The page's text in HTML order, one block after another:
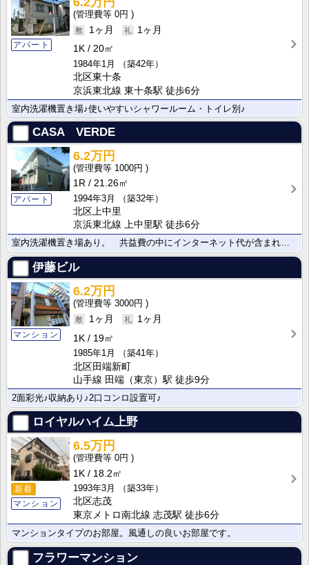
アパート
0円
1ヶ月
1ヶ月
1K
20㎡
1984年1月
（築42年）
北区東十条
京浜東北線 東十条駅 徒歩6分
室内洗濯機置き場♪使いやすいシャワールーム・トイレ別♪
CASA VERDE
アパート
6.2万円
1000円
1R
21.26㎡
1994年3月
（築32年）
北区上中里
京浜東北線 上中里駅 徒歩6分
室内洗濯機置き場あり。 共益費の中にインターネット代が含まれています。
伊藤ビル
マンション
6.2万円
3000円
1ヶ月
1ヶ月
1K
19㎡
1985年1月
（築41年）
北区田端新町
山手線 田端（東京）駅 徒歩9分
2面彩光♪収納あり♪2口コンロ設置可♪
ロイヤルハイム上野
新着
マンション
6.5万円
0円
1K
18.2㎡
1993年3月
（築33年）
北区志茂
東京メトロ南北線 志茂駅 徒歩6分
マンションタイプのお部屋。風通しの良いお部屋です。
フラワーマンション